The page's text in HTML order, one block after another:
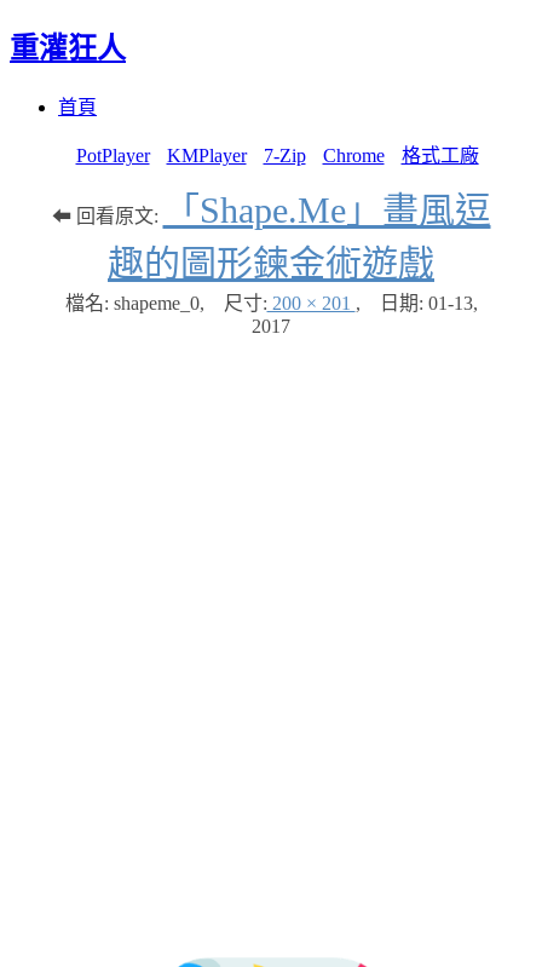
重灌狂人
首頁
PotPlayer KMPlayer 7-Zip Chrome 格式工廠
⬅ 回看原文:
「Shape.Me」畫風逗
趣的圖形鍊金術遊戲
檔名: shapeme_0, 尺寸: 200 × 201 , 日期: 01-13,
2017